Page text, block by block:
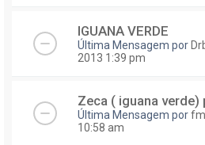
IGUANA VERDE
Última Mensagem por
2013 1:39 pm
Zeca ( iguana
Última Mensagem por
10:58 am